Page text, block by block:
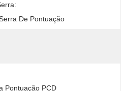
De Pontuação
Pontuação PCD